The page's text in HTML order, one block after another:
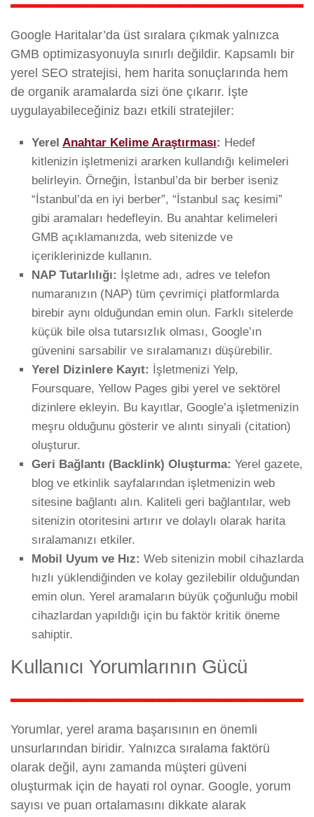
Google Haritalar’da üst sıralara çıkmak yalnızca
GMB optimizasyonuyla sınırlı değildir. Kapsamlı bir
yerel SEO stratejisi, hem harita sonuçlarında hem
de organik aramalarda sizi öne çıkarır. İşte
uygulayabileceğiniz bazı etkili stratejiler:
Yerel Anahtar Kelime Araştırması: Hedef
kitlenizin işletmenizi ararken kullandığı kelimeleri
belirleyin. Örneğin, İstanbul’da bir berber iseniz
“İstanbul’da en iyi berber”, “İstanbul saç kesimi”
gibi aramaları hedefleyin. Bu anahtar kelimeleri
GMB açıklamanızda, web sitenizde ve
içeriklerinizde kullanın.
NAP Tutarlılığı: İşletme adı, adres ve telefon
numaranızın (NAP) tüm çevrimiçi platformlarda
birebir aynı olduğundan emin olun. Farklı sitelerde
küçük bile olsa tutarsızlık olması, Google’ın
güvenini sarsabilir ve sıralamanızı düşürebilir.
Yerel Dizinlere Kayıt: İşletmenizi Yelp,
Foursquare, Yellow Pages gibi yerel ve sektörel
dizinlere ekleyin. Bu kayıtlar, Google’a işletmenizin
meşru olduğunu gösterir ve alıntı sinyali (citation)
oluşturur.
Geri Bağlantı (Backlink) Oluşturma: Yerel gazete,
blog ve etkinlik sayfalarından işletmenizin web
sitesine bağlantı alın. Kaliteli geri bağlantılar, web
sitenizin otoritesini artırır ve dolaylı olarak harita
sıralamanızı etkiler.
Mobil Uyum ve Hız: Web sitenizin mobil cihazlarda
hızlı yüklendiğinden ve kolay gezilebilir olduğundan
emin olun. Yerel aramaların büyük çoğunluğu mobil
cihazlardan yapıldığı için bu faktör kritik öneme
sahiptir.
Kullanıcı Yorumlarının Gücü
Yorumlar, yerel arama başarısının en önemli
unsurlarından biridir. Yalnızca sıralama faktörü
olarak değil, aynı zamanda müşteri güveni
oluşturmak için de hayati rol oynar. Google, yorum
sayısı ve puan ortalamasını dikkate alarak